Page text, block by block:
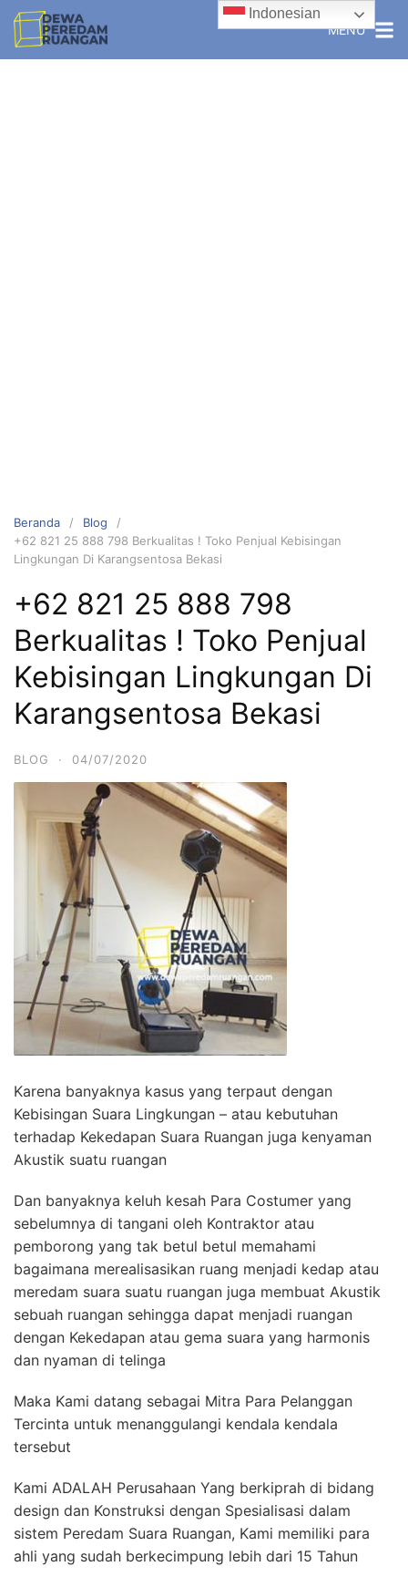
MENU
Beranda
Blog
+62 821 25 888 798 Berkualitas ! Toko Penjual Kebisingan
Lingkungan Di Karangsentosa Bekasi
+62 821 25 888 798
Berkualitas ! Toko Penjual
Kebisingan Lingkungan Di
Karangsentosa Bekasi
BLOG · 04/07/2020
Karena banyaknya kasus yang terpaut dengan
Kebisingan Suara Lingkungan – atau kebutuhan
terhadap Kekedapan Suara Ruangan juga kenyaman
Akustik suatu ruangan
Dan banyaknya keluh kesah Para Costumer yang
sebelumnya di tangani oleh Kontraktor atau
pemborong yang tak betul betul memahami
bagaimana merealisasikan ruang menjadi kedap atau
meredam suara suatu ruangan juga membuat Akustik
sebuah ruangan sehingga dapat menjadi ruangan
dengan Kekedapan atau gema suara yang harmonis
dan nyaman di telinga
Maka Kami datang sebagai Mitra Para Pelanggan
Tercinta untuk menanggulangi kendala kendala
tersebut
Kami ADALAH Perusahaan Yang berkiprah di bidang
design dan Konstruksi dengan Spesialisasi dalam
sistem Peredam Suara Ruangan, Kami memiliki para
ahli yang sudah berkecimpung lebih dari 15 Tahun
Indonesian